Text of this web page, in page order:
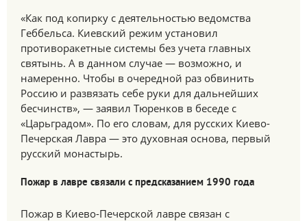
«Как под копирку с деятельностью ведомства
Геббельса. Киевский режим установил
противоракетные системы без учета главных
святынь. А в данном случае — возможно, и
намеренно. Чтобы в очередной раз обвинить
Россию и развязать себе руки для дальнейших
бесчинств», — заявил Тюренков в беседе с
«Царьградом». По его словам, для русских Киево-
Печерская Лавра — это духовная основа, первый
русский монастырь.
Пожар в лавре связали с предсказанием 1990 года
Пожар в Киево-Печерской лавре связан с